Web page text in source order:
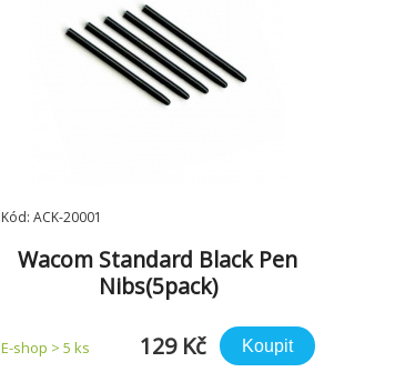
Kód: ACK-20001
Wacom Standard Black Pen
Nibs(5pack)
E-shop > 5 ks 129 Kč Koupit